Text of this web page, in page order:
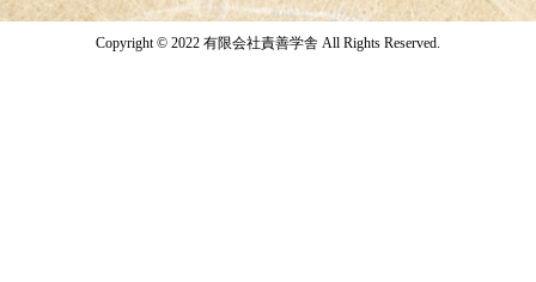
Copyright © 2022 有限会社責善学舎 All Rights Reserved.